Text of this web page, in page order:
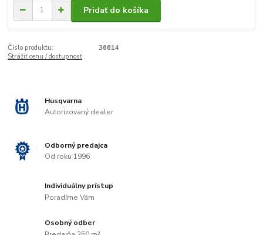
Pridať do košíka
Číslo produktu:
36614
Strážiť cenu / dostupnosť
Husqvarna
Autorizovaný dealer
Odborný predajca
Od roku 1996
Individuálny prístup
Poradíme Vám
Osobný odber